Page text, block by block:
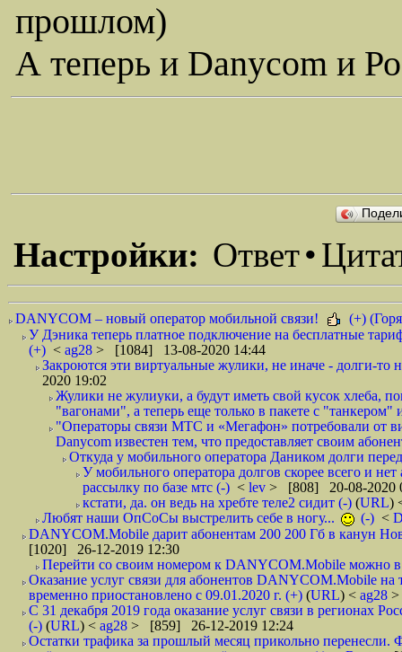
прошлом)
А теперь и Danycom и
Настройки: Ответ•
DANYCOM – новый оператор мобильной связи!
(+)
У Дэника теперь платное подключение на бесплатные
(+) < ag28 > [1084] 13-08-2020 14:44
Закроются эти виртуальные жулики, не иначе - долги-то
2020 19:02
Жулики не жулиуки, а будут иметь свой кусок хлеба,
"вагонами", а теперь еще только в пакете с
"Операторы связи МТС и «Мегафон» потребовали от
Danycom известен тем, что предоставляет своим
Откуда у мобильного оператора Даником долги
У мобильного оператора долгов скорее всего и
рассылку по базе мтс (-) < lev > [808] 20-08-2020
кстати, да. он ведь на хребте теле2 сидит (-) (URL)
Любят наши ОпСоСы выстрелить себе в ногу...
(-) <
DANYCOM.Mobile дарит абонентам 200 200 Гб в канун
[1020] 26-12-2019 12:30
Перейти со своим номером к DANYCOM.Mobile можно в
Оказание услуг связи для абонентов DANYCOM.Mobile
временно приостановлено с 09.01.2020 г. (+) (URL) < ag28 >
С 31 декабря 2019 года оказание услуг связи в регионах
(-) (URL) < ag28 > [859] 26-12-2019 12:24
Остатки трафика за прошлый месяц прикольно